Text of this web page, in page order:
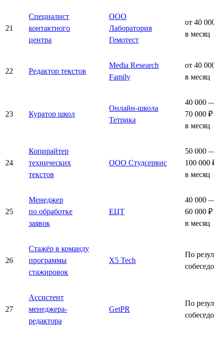
21
Специалист
контактного
центра
ООО
Лаборатория
Гемотест
от 40 000
в месяц
22 Редактор текстов
Media Research
Family
от 40 000
в месяц
23 Куратор школ
Онлайн-школа
Тетрика
40 000 —
70 000 ₽
в месяц
24
Копирайтер
технических
текстов
ООО Студсервис
50 000 —
100 000 ₽
в месяц
25
Менеджер
по обработке
заявок
ЕЦТ
40 000 —
60 000 ₽
в месяц
26
Стажёр в команду
программы
стажировок
X5 Tech
По
27
Ассистент
менеджера-
редактора
GetPR
По